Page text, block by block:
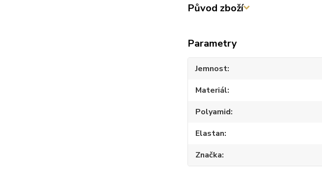
Původ zboží
Parametry
Jemnost
Materiál
Polyamid
Elastan
Značka